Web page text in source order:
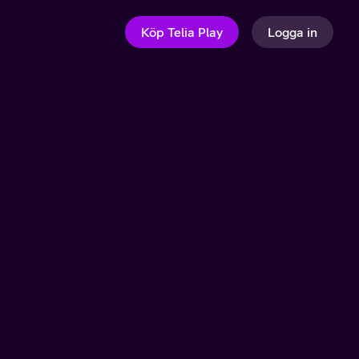
Köp Telia Play Logga in